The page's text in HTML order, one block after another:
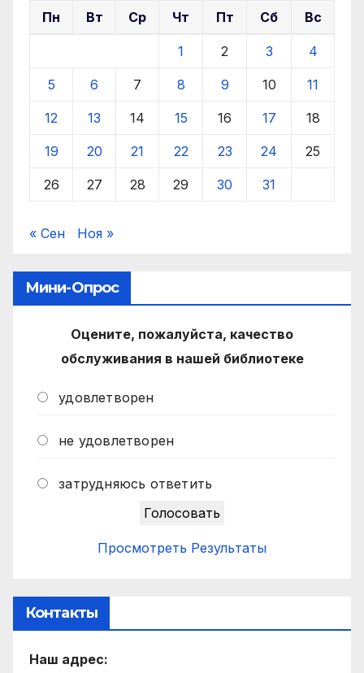
Пн Вт Ср Чт Пт Сб Вс
1 2 3 4
5 6 7 8 9 10 11
12 13 14 15 16 17 18
19 20 21 22 23 24 25
26 27 28 29 30 31
« Сен Ноя »
Мини-Опрос
Оцените, пожалуйста, качество
обслуживания в нашей библиотеке
удовлетворен
не удовлетворен
затрудняюсь ответить
Просмотреть Результаты
Контакты
Наш адрес: